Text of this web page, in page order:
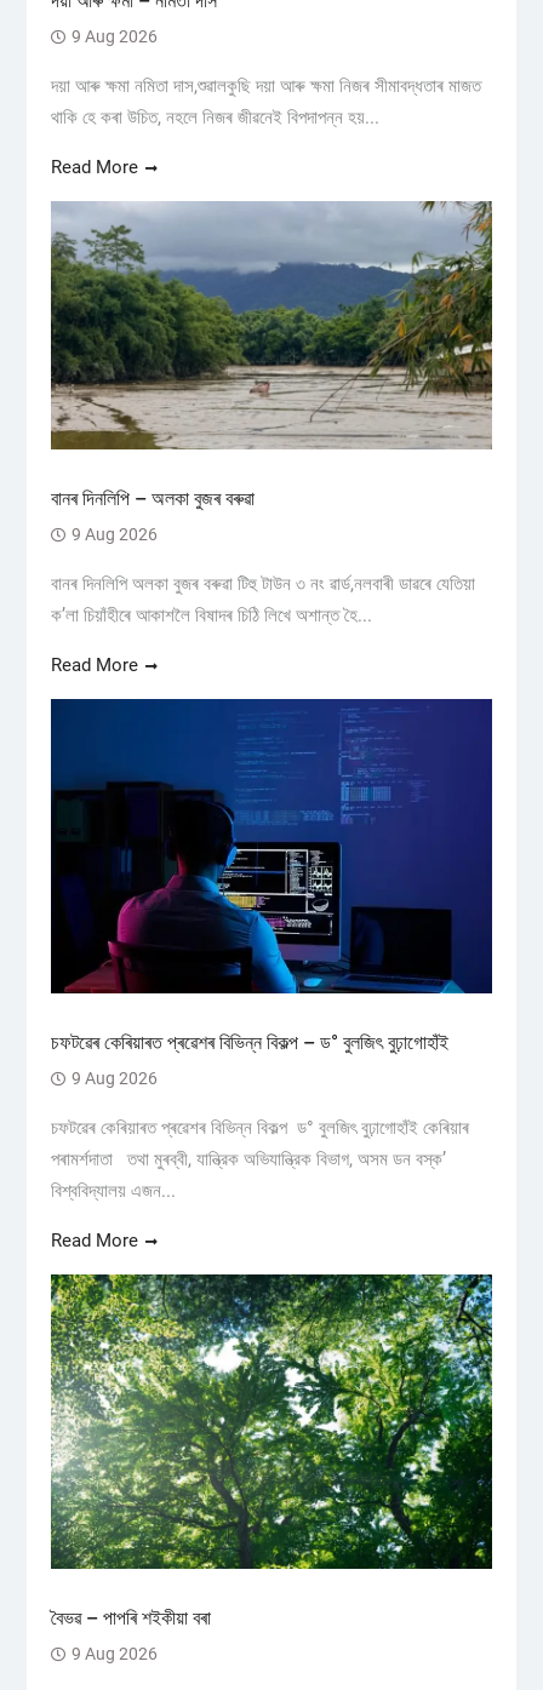
9 Aug 2026
দয়া আৰু ক্ষমা নমিতা দাস,শুৱালকুছি দয়া আৰু ক্ষমা নিজৰ সীমাবদ্ধতাৰ মাজত
থাকি হে কৰা উচিত, নহলে নিজৰ জীৱনেই বিপদাপন্ন হয়...
Read More
বানৰ দিনলিপি – অলকা বুজৰ বৰুৱা
9 Aug 2026
বানৰ দিনলিপি অলকা বুজৰ বৰুৱা টিহু টাউন ৩ নং ৱাৰ্ড,নলবাৰী ডাৱৰে যেতিয়া
ক’লা চিয়াঁহীৰে আকাশলৈ বিষাদৰ চিঠি লিখে অশান্ত হৈ...
Read More
চফটৱেৰ কেৰিয়াৰত প্ৰৱেশৰ বিভিন্ন বিকল্প – ড° বুলজিৎ বুঢ়াগোহাঁই
9 Aug 2026
চফটৱেৰ কেৰিয়াৰত প্ৰৱেশৰ বিভিন্ন বিকল্প ড° বুলজিৎ বুঢ়াগোহাঁই কেৰিয়াৰ
পৰামৰ্শদাতা তথা মুৰব্বী, যান্ত্রিক অভিযান্ত্রিক বিভাগ, অসম ডন বস্ক’
বিশ্ববিদ্যালয় এজন...
Read More
বৈভৱ – পাপৰি শইকীয়া বৰা
9 Aug 2026